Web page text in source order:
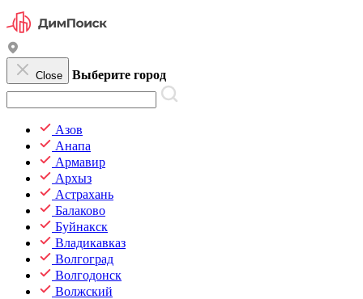
Close Выберите город
Азов
Анапа
Армавир
Архыз
Астрахань
Балаково
Буйнакск
Владикавказ
Волгоград
Волгодонск
Волжский